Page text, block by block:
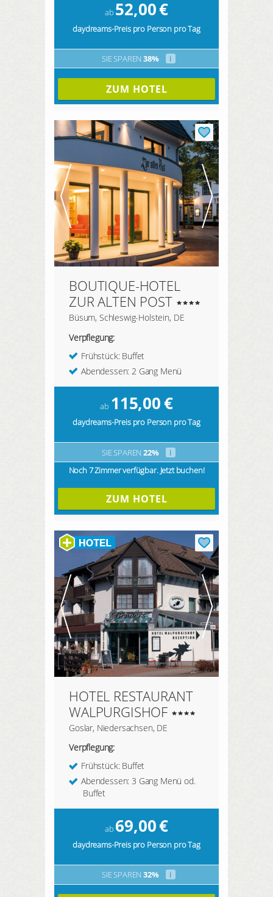
ab 52,00€
daydreams-Preis pro Person pro Tag
SIE SPAREN 38% i
ZUM HOTEL
BOUTIQUE-HOTEL
ZUR ALTEN POST
Büsum, Schleswig-Holstein, DE
Verpflegung:
Frühstück: Buffet
Abendessen: 2 Gang Menü
ab 115,00€
daydreams-Preis pro Person pro Tag
SIE SPAREN 22%
i
Noch 7 Zimmer verfügbar. Jetzt buchen!
ZUM HOTEL
HOTEL RESTAURANT
WALPURGISHOF
Goslar, Niedersachsen, DE
Verpflegung:
Frühstück: Buffet
Abendessen: 3 Gang Menü od.
Buffet
ab 69,00€
daydreams-Preis pro Person pro Tag
SIE SPAREN 32% i